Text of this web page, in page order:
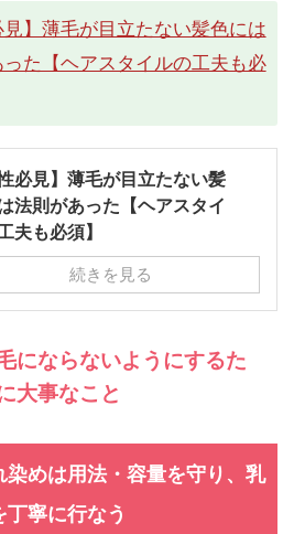
見】薄毛が目立たない髪色には
た【ヘアスタイルの工夫も必
性必見】薄毛が目立たない髪
法則があった【ヘアスタイ
夫も必須】
続きを見る
にならないようにするた
大事なこと
染めは用法・容量を守り、乳
丁寧に行なう